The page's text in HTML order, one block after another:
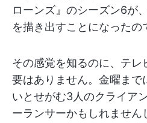
ローンズ』のシーズン6が
を描き出すことになったの
その感覚を知るのに、テ
要はありません。金曜まで
いとせがむ3人のクライア
ーランサーかもしれません